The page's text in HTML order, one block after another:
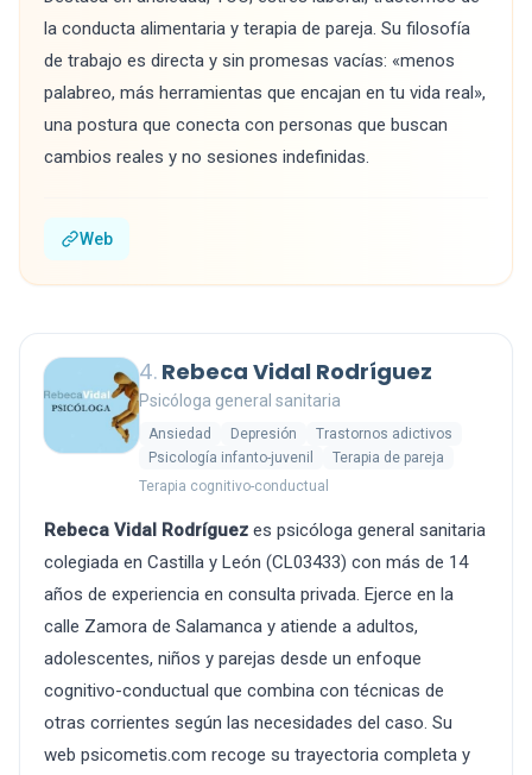
la conducta alimentaria y terapia de pareja. Su filosofía
de trabajo es directa y sin promesas vacías: «menos
palabreo, más herramientas que encajan en tu vida real»,
una postura que conecta con personas que buscan
cambios reales y no sesiones indefinidas.
Web
4. Rebeca Vidal Rodríguez
Psicóloga general sanitaria
Ansiedad Depresión
Trastornos adictivos
Psicología infanto-juvenil
Terapia de pareja
Terapia cognitivo-conductual
Rebeca Vidal Rodríguez es psicóloga general sanitaria
colegiada en Castilla y León (CL03433) con más de 14
años de experiencia en consulta privada. Ejerce en la
calle Zamora de Salamanca y atiende a adultos,
adolescentes, niños y parejas desde un enfoque
cognitivo-conductual que combina con técnicas de
otras corrientes según las necesidades del caso. Su
web psicometis.com recoge su trayectoria completa y